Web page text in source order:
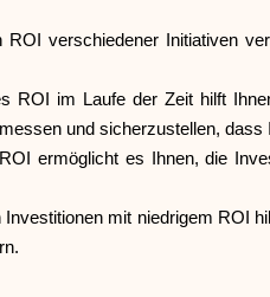
verschiedener Initiativen
ROI im Laufe der Zeit hilft
und sicherzustellen,
ermöglicht es Ihnen, die
mit niedrigem